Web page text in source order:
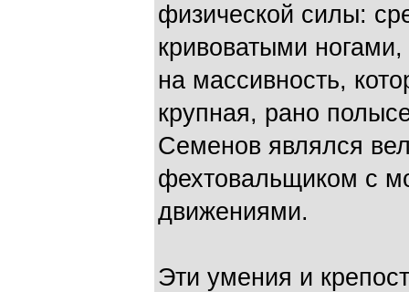
физической силы:
кривоватыми
на массивность,
крупная, рано
Семенов являлся
фехтовальщиком с
движениями.
Эти умения и